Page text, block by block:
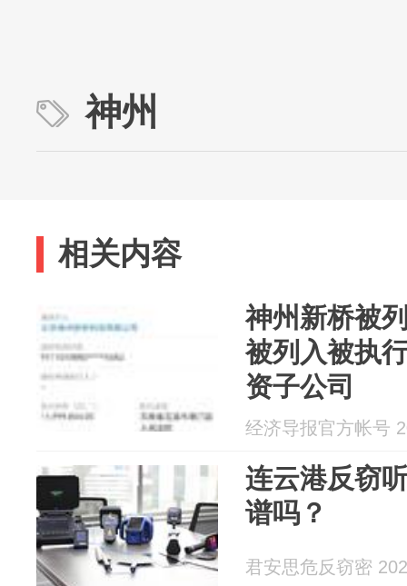
神州
相关内容
神州新桥被
被列入被执
资子公司
经济导报官方帐号
连云港反窃
谱吗？
君安思危反窃密